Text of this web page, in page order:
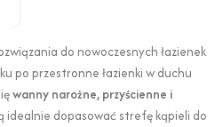
do nowoczesnych łazienek
po przestronne łazienki w duchu
wanny narożne, przyścienne i
idealnie dopasować strefę kąpieli do